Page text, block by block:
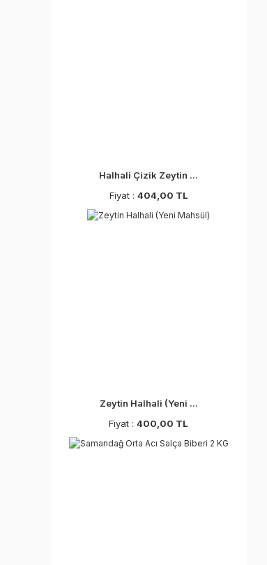
Halhali Çizik Zeytin ...
Fiyat : 404,00 TL
Zeytin Halhali (Yeni ...
Fiyat : 400,00 TL